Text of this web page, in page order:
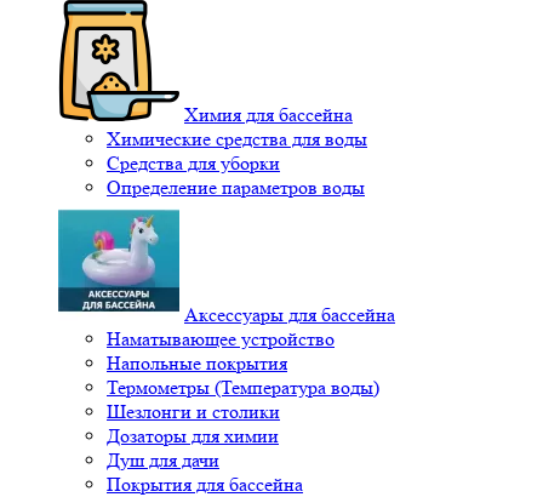
Химия для бассейна
Химические средства для воды
Средства для уборки
Определение параметров воды
Аксессуары для бассейна
Наматывающее устройство
Напольные покрытия
Термометры (Температура воды)
Шезлонги и столики
Дозаторы для химии
Душ для дачи
Покрытия для бассейна